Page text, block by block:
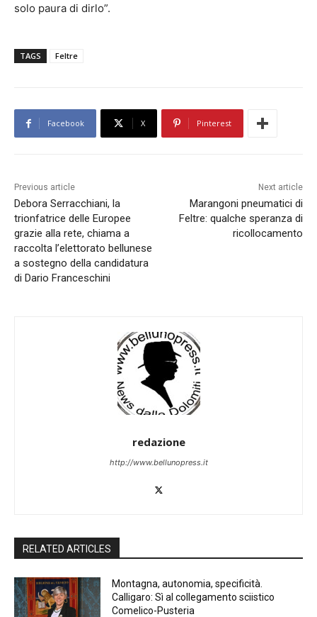
solo paura di dirlo”.
TAGS Feltre
Facebook X Pinterest
Previous article
Debora Serracchiani, la
trionfatrice delle Europee
grazie alla rete, chiama a
raccolta l’elettorato bellunese
a sostegno della candidatura
di Dario Franceschini
Next article
Marangoni pneumatici di
Feltre: qualche speranza di
ricollocamento
redazione
http://www.bellunopress.it
RELATED ARTICLES
Montagna, autonomia, specificità.
Calligaro: Sì al collegamento sciistico
Comelico-Pusteria